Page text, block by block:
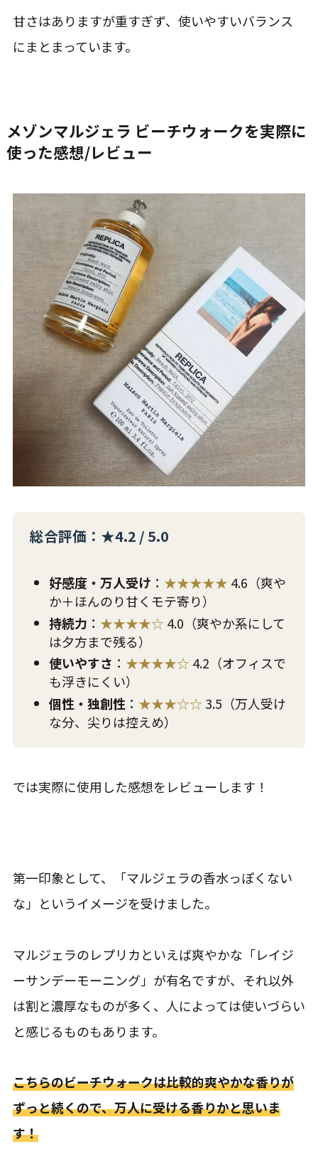
甘さはありますが重すぎず、使いやすいバランス
にまとまっています。
メゾンマルジェラ ビーチウォークを実際に
使った感想/レビュー
総合評価：★4.2 / 5.0
好感度・万人受け ： ★★★★★ 4.6（爽や
か＋ほんのり甘くモテ寄り）
持続力 ： ★★★★☆ 4.0（爽やか系にして
は夕方まで残る）
使いやすさ ： ★★★★☆ 4.2（オフィスで
も浮きにくい）
個性・独創性 ： ★★★☆☆ 3.5（万人受け
な分、尖りは控えめ）
では実際に使用した感想をレビューします！
第一印象として、「マルジェラの香水っぽくない
な」というイメージを受けました。
マルジェラのレプリカといえば爽やかな「レイジ
ーサンデーモーニング」が有名ですが、それ以外
は割と濃厚なものが多く、人によっては使いづらい
と感じるものもあります。
こちらのビーチウォークは比較的爽やかな香りが
ずっと続くので、万人に受ける香りかと思いま
す！